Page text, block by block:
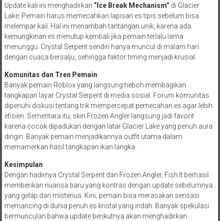
Update kali ini menghadirkan “Ice Break Mechanism” di Glacier
Lake. Pemain harus memecahkan lapisan es tipis sebelum bisa
melempar kail. Hal ini menambah tantangan unik, karena ada
kemungkinan es menutup kembali jika pemain terlalu lama
menunggu. Crystal Serpent sendiri hanya muncul di malam hari
dengan cuaca bersalju, sehingga faktor timing menjadi krusial.
Komunitas dan Tren Pemain
Banyak pemain Roblox yang langsung heboh membagikan
tangkapan layar Crystal Serpent di media sosial. Forum komunitas
dipenuhi diskusi tentang trik mempercepat pemecahan es agar lebih
efisien. Sementara itu, skin Frozen Angler langsung jadi favorit
karena cocok dipadukan dengan latar Glacier Lake yang penuh aura
dingin. Banyak pemain menjadikannya outfit utama dalam
memamerkan hasil tangkapan ikan langka.
Kesimpulan
Dengan hadirnya Crystal Serpent dan Frozen Angler, Fish It berhasil
memberikan nuansa baru yang kontras dengan update sebelumnya
yang gelap dan misterius. Kini, pemain bisa merasakan sensasi
memancing di dunia penuh es kristal yang indah. Banyak spekulasi
bermunculan bahwa update berikutnya akan menghadirkan